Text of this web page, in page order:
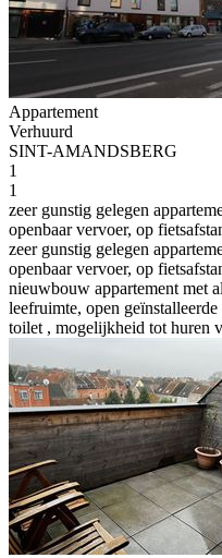
Appartement
Verhuurd
SINT-AMANDSBERG
1
1
zeer gunstig gelegen
openbaar vervoer, op
zeer gunstig gelegen
openbaar vervoer, op
nieuwbouw appartement met
leefruimte, open
toilet , mogelijkheid tot huren